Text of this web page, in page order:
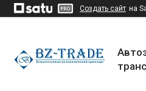
Создать сайт на